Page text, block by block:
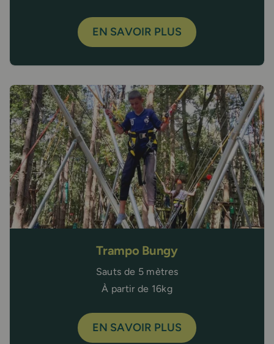
EN SAVOIR PLUS
Trampo Bungy
Sauts de 5 mètres
À partir de 16kg
EN SAVOIR PLUS